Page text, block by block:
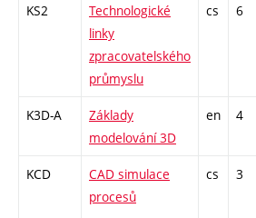
KS2
Technologické
linky
zpracovatelského
průmyslu
cs 6
K3D-A
Základy
modelování 3D
en 4
KCD
CAD simulace
procesů
cs 3